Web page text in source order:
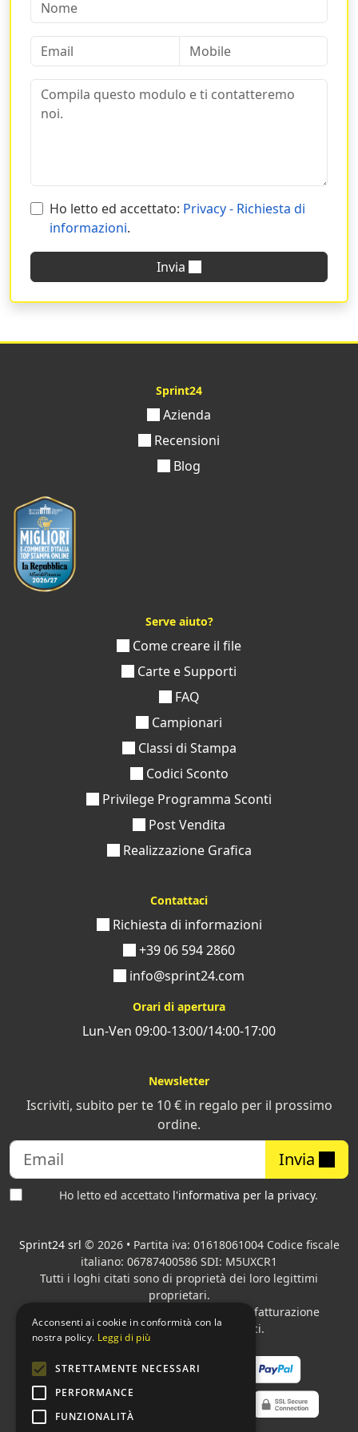
stessa assistenza di una tipografia tradizionale unita ai
benefici e alla convenienza dell’online.
Puoi richiederci anche unpreventivo personalizzato
una verifica tecnica sui prodotti che hai scelto di
stampare. Risponderemo alla tua richiesta nel giro di
poche ore e ti aiuteremo a vivere un’esperienza di
Ho letto ed accettato: Privacy - Richiesta di
informazioni.
Invia
Sprint24
Azienda
Recensioni
Blog
Serve aiuto?
Come creare il file
Carte e Supporti
FAQ
Campionari
Classi di Stampa
Codici Sconto
Privilege Programma Sconti
Post Vendita
Realizzazione Grafica
Contattaci
Richiesta di informazioni
+39 06 594 2860
info@sprint24.com
Orari di apertura
Lun-Ven 09:00-13:00/14:00-17:00
Newsletter
Iscriviti, subito per te 10 € in regalo per il prossimo
ordine.
Invia
Ho letto ed accettato l'informativa per la privacy.
Sprint24 srl © 2026 • Partita iva: 01618061004 Codice fiscale
italiano: 06787400586 SDI: M5UXCR1
Tutti i loghi citati sono di proprietà dei loro legittimi
proprietari.
adibita alla fatturazione
elettronica per gli Enti pubblici.
Acconsenti ai cookie in conformità con la
nostra policy. Leggi di più
STRETTAMENTE NECESSARI
PERFORMANCE
FUNZIONALITÀ